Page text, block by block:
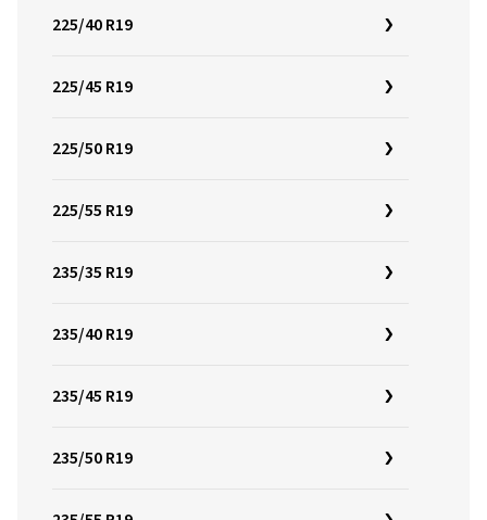
225/40 R19
225/45 R19
225/50 R19
225/55 R19
235/35 R19
235/40 R19
235/45 R19
235/50 R19